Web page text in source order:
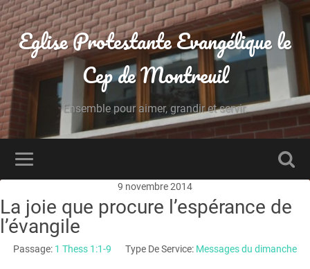
Eglise Protestante Evangélique le
Cep de Montreuil
Ensemble pour aimer, grandir et servir.
9 novembre 2014
La joie que procure l’espérance de
l’évangile
Passage: 1 Thess 1:1-9 Type De Service: Messages du dimanche